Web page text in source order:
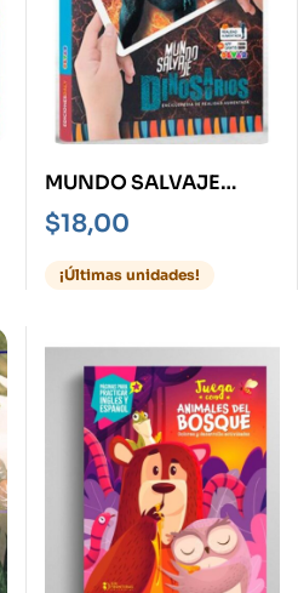
MUNDO SALVAJE
DINOSAURIOS -TD-
ENCICLOPEDIA DE
REALIDAD
AUMENTADA
$18,00
¡Últimas unidades!